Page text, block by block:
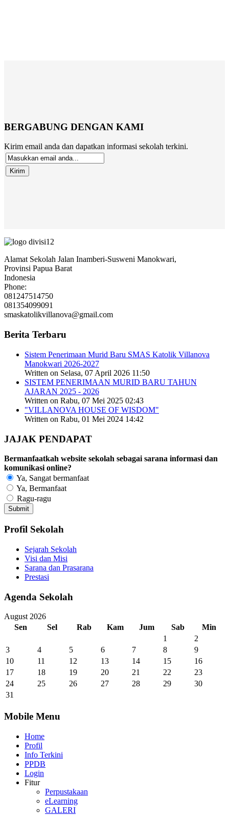
BERGABUNG DENGAN KAMI
Kirim email anda dan dapatkan informasi sekolah terkini.
Alamat Sekolah Jalan Inamberi-Susweni Manokwari,
Provinsi Papua Barat
Indonesia
Phone:
081247514750
081354099091
smaskatolikvillanova@gmail.com
Berita Terbaru
Sistem Penerimaan Murid Baru SMAS Katolik Villanova
Manokwari 2026-2027
Written on Selasa, 07 April 2026 11:50
SISTEM PENERIMAAN MURID BARU TAHUN
AJARAN 2025 - 2026
Written on Rabu, 07 Mei 2025 02:43
"VILLANOVA HOUSE OF WISDOM"
Written on Rabu, 01 Mei 2024 14:42
JAJAK PENDAPAT
Bermanfaatkah website sekolah sebagai sarana informasi dan
komunikasi online?
Ya, Sangat bermanfaat
Ya, Bermanfaat
Ragu-ragu
Profil Sekolah
Sejarah Sekolah
Visi dan Misi
Sarana dan Prasarana
Prestasi
Agenda Sekolah
August 2026
Sen
Sel Rab Kam Jum Sab
Min
1
2
3
4 5 6 7 8
9
10
11 12 13 14 15
16
17
18 19 20 21 22
23
24
25 26 27 28 29
30
31
Mobile Menu
Home
Profil
Info Terkini
PPDB
Login
Fitur
Perpustakaan
eLearning
GALERI